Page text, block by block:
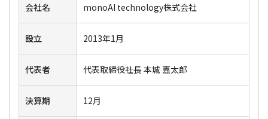
会社名 monoAI technology株式会社
設立 2013年1月
代表者 代表取締役社長 本城 嘉太郎
決算期 12月